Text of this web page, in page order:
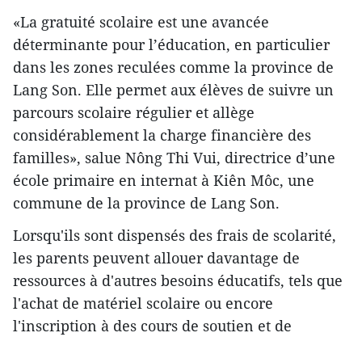
«La gratuité scolaire est une avancée
déterminante pour l’éducation, en particulier
dans les zones reculées comme la province de
Lang Son. Elle permet aux élèves de suivre un
parcours scolaire régulier et allège
considérablement la charge financière des
familles», salue Nông Thi Vui, directrice d’une
école primaire en internat à Kiên Môc, une
commune de la province de Lang Son.
Lorsqu'ils sont dispensés des frais de scolarité,
les parents peuvent allouer davantage de
ressources à d'autres besoins éducatifs, tels que
l'achat de matériel scolaire ou encore
l'inscription à des cours de soutien et de